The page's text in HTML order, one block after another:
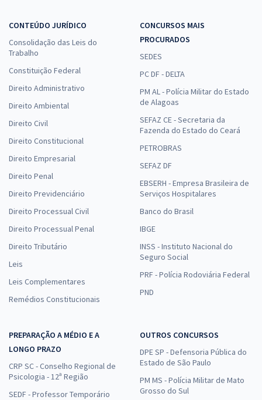
CONTEÚDO JURÍDICO
Consolidação das Leis do
Trabalho
Constituição Federal
Direito Administrativo
Direito Ambiental
Direito Civil
Direito Constitucional
Direito Empresarial
Direito Penal
Direito Previdenciário
Direito Processual Civil
Direito Processual Penal
Direito Tributário
Leis
Leis Complementares
Remédios Constitucionais
CONCURSOS MAIS
PROCURADOS
SEDES
PC DF - DELTA
PM AL - Polícia Militar do Estado
de Alagoas
SEFAZ CE - Secretaria da
Fazenda do Estado do Ceará
PETROBRAS
SEFAZ DF
EBSERH - Empresa Brasileira de
Serviços Hospitalares
Banco do Brasil
IBGE
INSS - Instituto Nacional do
Seguro Social
PRF - Polícia Rodoviária Federal
PND
PREPARAÇÃO A MÉDIO E A
LONGO PRAZO
CRP SC - Conselho Regional de
Psicologia - 12ª Região
SEDF - Professor Temporário
OUTROS CONCURSOS
DPE SP - Defensoria Pública do
Estado de São Paulo
PM MS - Polícia Militar de Mato
Grosso do Sul